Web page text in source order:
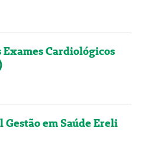
Cardiológicos
Gestão em Saúde Ereli